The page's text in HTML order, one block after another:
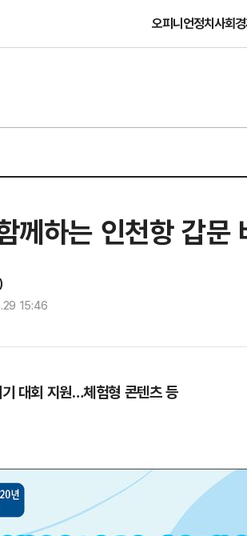
오피니언정치사회
께하는 인천항 갑문
15:46
대회 지원…체험형 콘텐츠 등